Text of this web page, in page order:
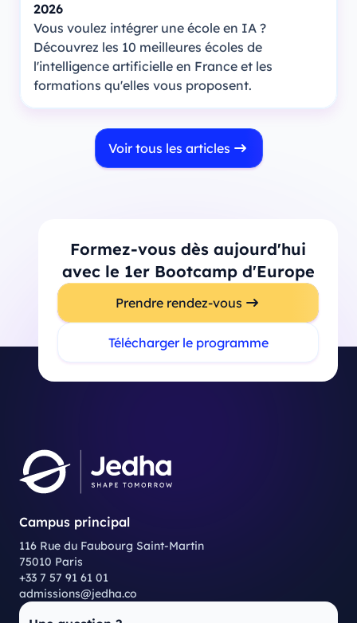
2026
Vous voulez intégrer une école en IA ?
Découvrez les 10 meilleures écoles de
l'intelligence artificielle en France et les
formations qu'elles vous proposent.
Voir tous les articles
Formez-vous dès aujourd'hui
avec le 1er Bootcamp d'Europe
Prendre rendez-vous
Télécharger le programme
Campus principal
116 Rue du Faubourg Saint-Martin
75010 Paris
+33 7 57 91 61 01
admissions@jedha.co